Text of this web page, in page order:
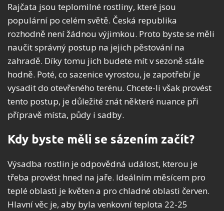
Rajčata jsou teplomilné rostliny, které jsou
populární po celém světě. Česká republika
rozhodně není žádnou výjimkou. Proto byste se měli
naučit správný postup na jejich pěstování na
zahradě. Díky tomu jich budete mít v sezoně stále
hodně. Poté, co sazenice vyrostou, je zapotřebí je
vysadit do otevřeného terénu. Chcete-li však provést
tento postup, je důležité znát některé nuance při
přípravě místa, půdy i sadby.
Kdy byste měli se sázením začít?
Výsadba rostlin je odpovědná událost, kterou je
třeba provést hned na jaře. Ideálním měsícem pro
teplé oblasti je květen a pro chladné oblasti červen.
Hlavní věc je, aby byla venkovní teplota 22-25